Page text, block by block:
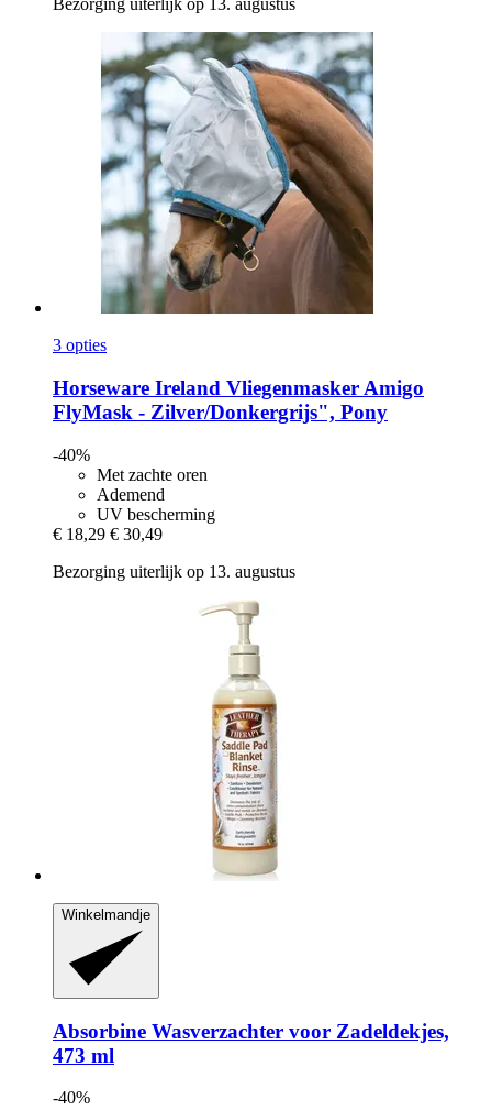
Bezorging uiterlijk op 13. augustus
3 opties
Horseware Ireland Vliegenmasker Amigo
FlyMask -​ Zilver/Donkergrijs", Pony
-40%
Met zachte oren
Ademend
UV bescherming
€ 18,29 € 30,49
Bezorging uiterlijk op 13. augustus
Winkelmandje
Absorbine Wasverzachter voor Zadeldekjes,
473 ml
-40%